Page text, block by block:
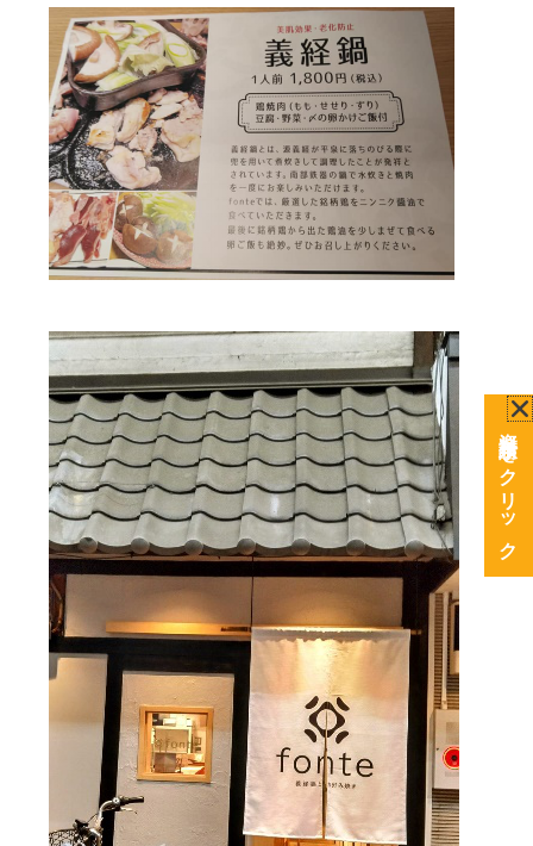
資料請求をクリック